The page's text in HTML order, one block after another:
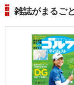
雑誌がまるご